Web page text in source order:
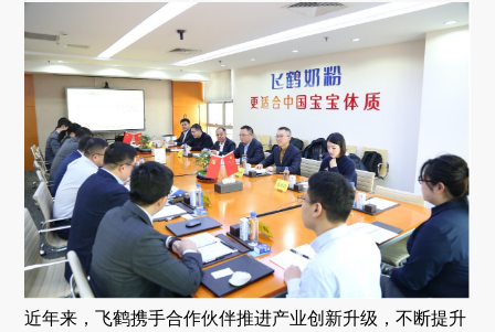
近年来，飞鹤携手合作伙伴推进产业创新升级，不断提升